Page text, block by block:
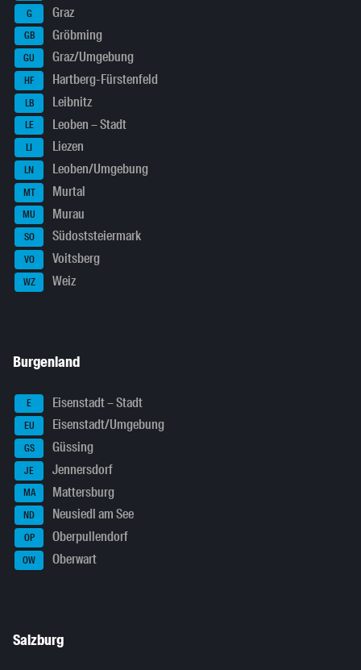
G Graz
GB Gröbming
GU Graz/Umgebung
HF Hartberg-Fürstenfeld
LB Leibnitz
LE Leoben – Stadt
LI Liezen
LN Leoben/Umgebung
MT Murtal
MU Murau
SO Südoststeiermark
VO Voitsberg
WZ Weiz
Burgenland
E Eisenstadt – Stadt
EU Eisenstadt/Umgebung
GS Güssing
JE Jennersdorf
MA Mattersburg
ND Neusiedl am See
OP Oberpullendorf
OW Oberwart
Salzburg